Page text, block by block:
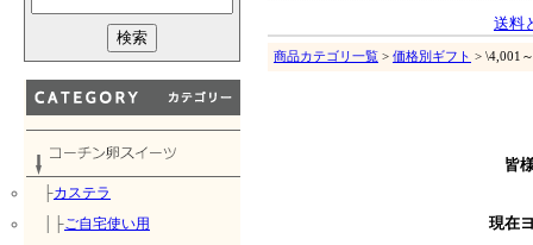
├カステラ
│├ご自宅使い用
送料
商品カテゴリ一覧 > 価格別ギフト > \4,001
皆
現在